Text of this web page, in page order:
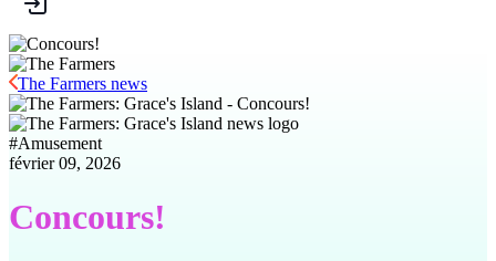
The Farmers news
#Amusement
février 09, 2026
Concours!